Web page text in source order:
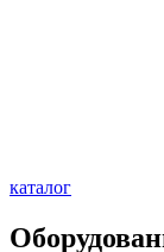
каталог